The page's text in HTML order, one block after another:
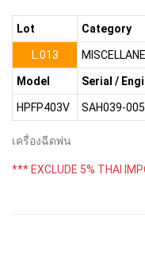
Lot Category
L.013
Model Serial /
HPFP403V SAH039-005
เครื่องฉีดพ่น
*** EXCLUDE 5% THAI